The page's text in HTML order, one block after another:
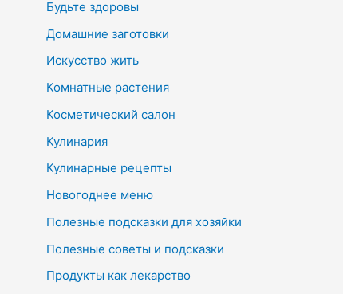
Будьте здоровы
Домашние заготовки
Искусство жить
Комнатные растения
Косметический салон
Кулинария
Кулинарные рецепты
Новогоднее меню
Полезные подсказки для хозяйки
Полезные советы и подсказки
Продукты как лекарство